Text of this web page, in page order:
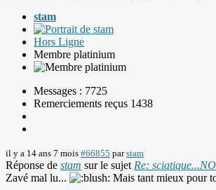
stam
Hors Ligne
Membre platinium
Messages : 7725
Remerciements reçus 1438
il y a 14 ans 7 mois #66855 parstam
Réponse de stam sur le sujet Re:
Zavé mal lu...
Mais tant mieux pour